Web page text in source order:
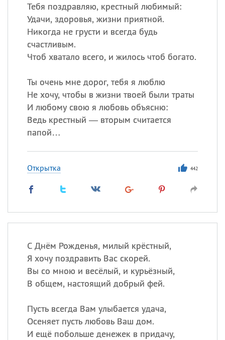
Тебя поздравляю, крестный любимый:
Удачи, здоровья, жизни приятной.
Никогда не грусти и всегда будь
счастливым.
Чтоб хватало всего, и жилось чтоб богато.
Ты очень мне дорог, тебя я люблю
Не хочу, чтобы в жизни твоей были траты
И любому свою я любовь объясню:
Ведь крестный — вторым считается
папой…
Открытка 442
С Днём Рожденья, милый крёстный,
Я хочу поздравить Вас скорей.
Вы со мною и весёлый, и курьёзный,
В общем, настоящий добрый фей.
Пусть всегда Вам улыбается удача,
Осеняет пусть любовь Ваш дом.
И ещё побольше денежек в придачу,